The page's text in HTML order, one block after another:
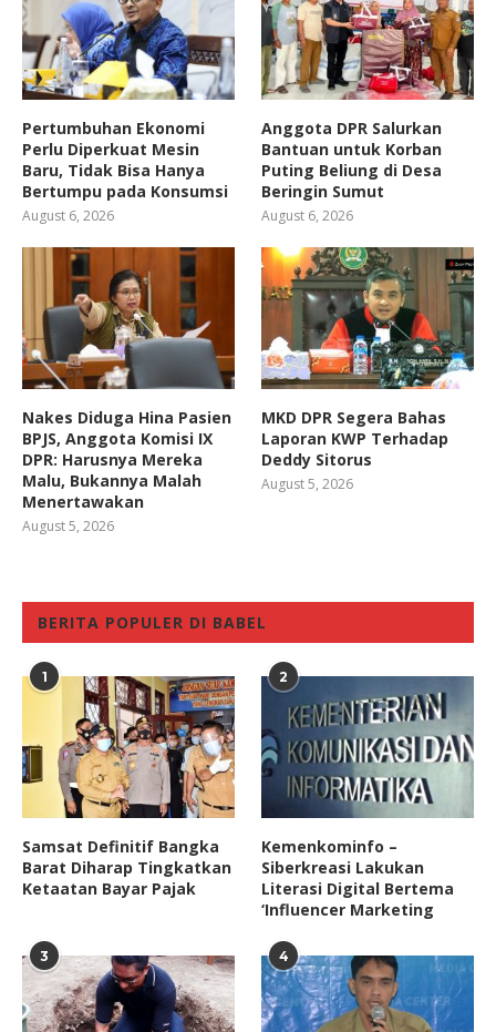
Pertumbuhan Ekonomi
Perlu Diperkuat Mesin
Baru, Tidak Bisa Hanya
Bertumpu pada Konsumsi
August 6, 2026
Anggota DPR Salurkan
Bantuan untuk Korban
Puting Beliung di Desa
Beringin Sumut
August 6, 2026
Nakes Diduga Hina Pasien
BPJS, Anggota Komisi IX
DPR: Harusnya Mereka
Malu, Bukannya Malah
Menertawakan
August 5, 2026
MKD DPR Segera Bahas
Laporan KWP Terhadap
Deddy Sitorus
August 5, 2026
BERITA POPULER DI BABEL
1
Samsat Definitif Bangka
Barat Diharap Tingkatkan
Ketaatan Bayar Pajak
2
Kemenkominfo –
Siberkreasi Lakukan
Literasi Digital Bertema
‘Influencer Marketing
3 4